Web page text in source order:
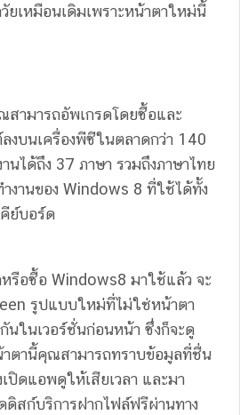
ยเหมือนเดิมเพราะหน้าตาใหม่นี้
ามารถอัพเกรดโดยซื้อและ
งบนเครื่องพีซีในตลาดกว่า 140
นได้ถึง 37 ภาษา รวมถึงภาษาไทย
งานของ Windows 8 ที่ใช้ได้ทั้ง
ย์บอร์ด
รือซื้อ Windows8 มาใช้แล้ว จะ
รูปแบบใหม่ที่ไม่ใช่หน้าตา
ในเวอร์ชั่นก่อนหน้า ซึ่งก็จะดู
ตานี้คุณสามารถทราบข้อมูลที่ชื่น
ปิดแอพดูให้เสียเวลา และมา
สก์บริการฝากไฟล์ฟรีผ่านทาง